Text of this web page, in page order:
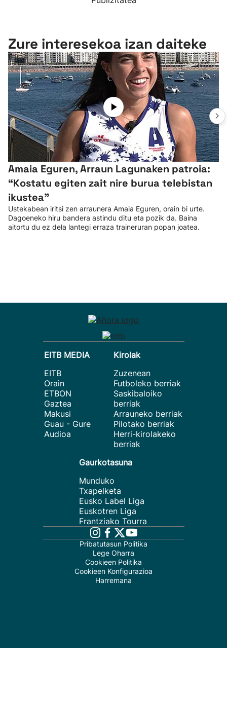
Zure interesekoa izan daiteke
Amaia Eguren, Arraun Lagunaken patroia:
“Kostatu egiten zait nire burua telebistan
ikustea"
Ustekabean iritsi zen arraunera Amaia Eguren, orain bi urte.
Dagoeneko hiru bandera astindu ditu eta pozik da. Baina
aitortu du ez dela lantegi erraza traineruran popan joatea.
EITB MEDIA
EITB
Orain
ETBON
Gaztea
Makusi
Guau - Gure
Audioa
Kirolak
Zuzenean
Futboleko berriak
Saskibaloiko
berriak
Arrauneko berriak
Pilotako berriak
Herri-kirolakeko
berriak
Gaurkotasuna
Munduko
Txapelketa
Eusko Label Liga
Euskotren Liga
Frantziako Tourra
Pribatutasun Politika
Lege Oharra
Cookieen Politika
Cookieen Konfigurazioa
Harremana